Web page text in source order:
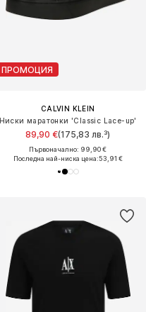
ПРОМОЦИЯ
CALVIN KLEIN
Ниски маратонки 'Classic Lace-up'
89,90 €(175,83 лв.³)
Първоначално: 99,90 €
Последна най-ниска цена:53,91 €